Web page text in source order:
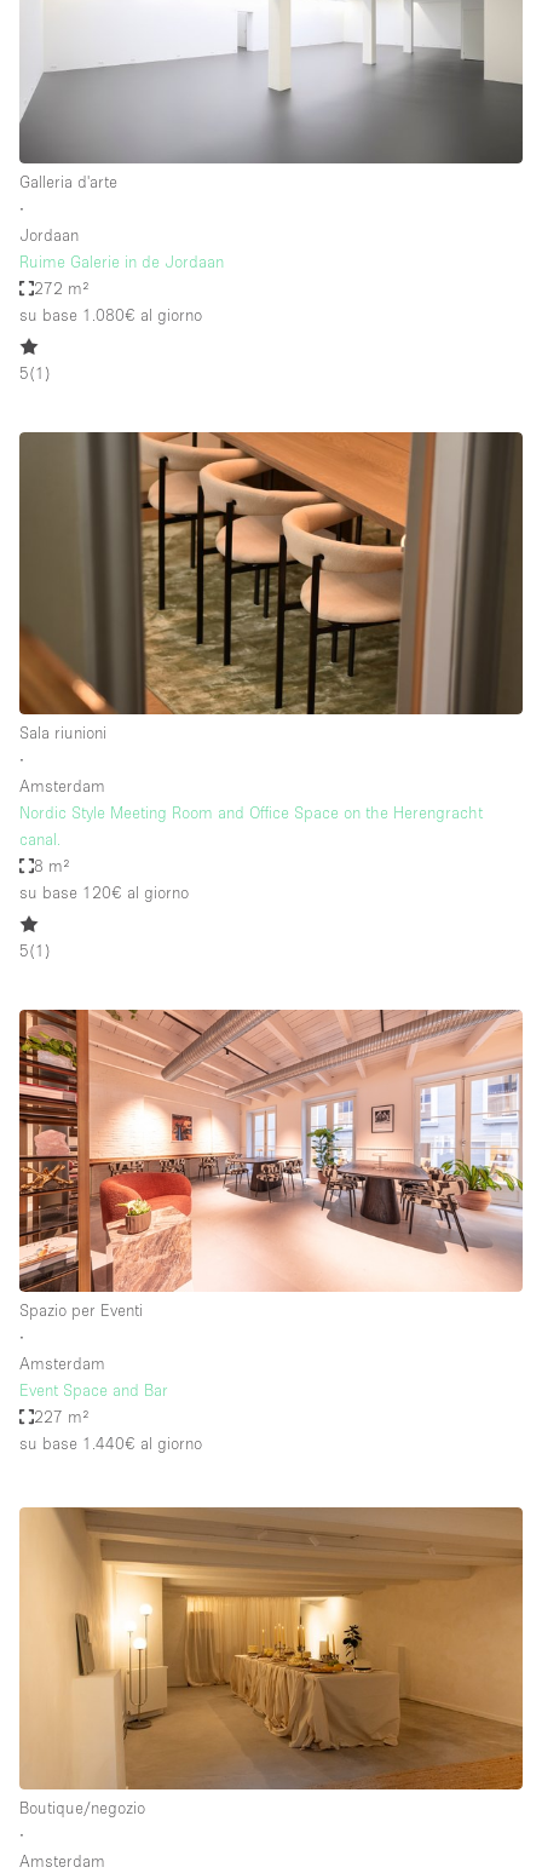
Galleria d'arte
∙
Jordaan
Ruime Galerie in de Jordaan
272 m²
su base 1.080€ al giorno
5(1 )
Sala riunioni
∙
Amsterdam
Nordic Style Meeting Room and Office Space on the Herengracht
canal.
8 m²
su base 120€ al giorno
5(1 )
Spazio per Eventi
∙
Amsterdam
Event Space and Bar
227 m²
su base 1.440€ al giorno
Boutique/negozio
∙
Amsterdam